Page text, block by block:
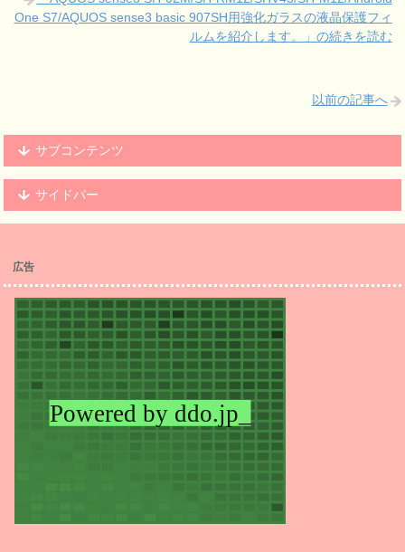
One S7/AQUOS sense3 basic 907SH用強化ガラスの液晶保護フィ
ルムを紹介します。」の続きを読む
以前の記事へ
サブコンテンツ
サイドバー
広告